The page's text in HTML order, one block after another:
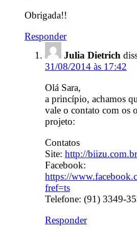
Obrigada!!
Responder
Julia Dietrich
31/08/2014 às 17:42
Olá Sara,
a princípio, achamos
vale o contato com os
projeto:
Contatos
Site: http://
Facebook:
https://
fref=ts
Telefone: (91) 3349-
Responder